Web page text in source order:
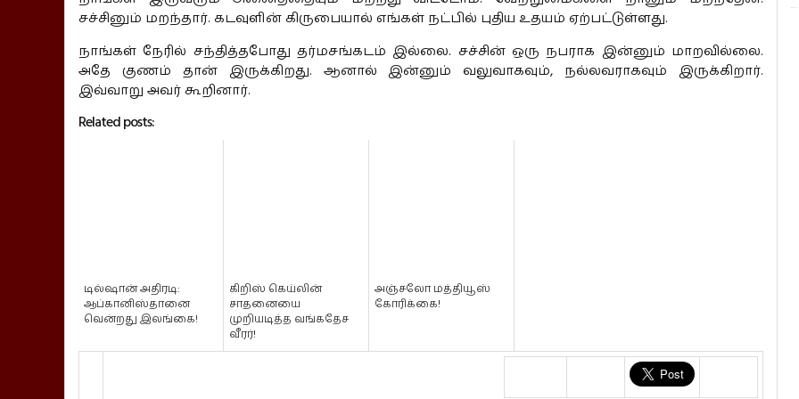
சச்சினும் மறந்தார். கடவுளின் கிருபையால் எங்கள் நட்பில் புதிய உதயம் ஏற்பட்டுள்ளது.
நாங்கள் நேரில் சந்தித்தபோது தர்மசங்கடம் இல்லை. சச்சின் ஒரு நபராக இன்னும் மாறவில்லை.
அதே குணம் தான் இருக்கிறது. ஆனால் இன்னும் வலுவாகவும், நல்லவராகவும் இருக்கிறார்.
இவ்வாறு அவர் கூறினார்.
Related posts:
டில்ஷான் அதிரடி:
ஆப்கானிஸ்தானை
வென்றது இலங்கை!
கிறிஸ் கெய்லின்
சாதனையை
முறியடித்த வங்கதேச
வீரர்!
அஞ்சலோ மத்தியூஸ்
கோரிக்கை!